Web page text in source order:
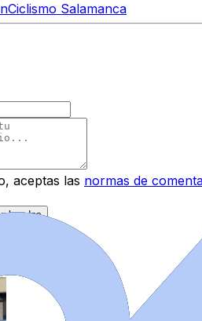
Ciclismo Salamanca
aceptas las normas de